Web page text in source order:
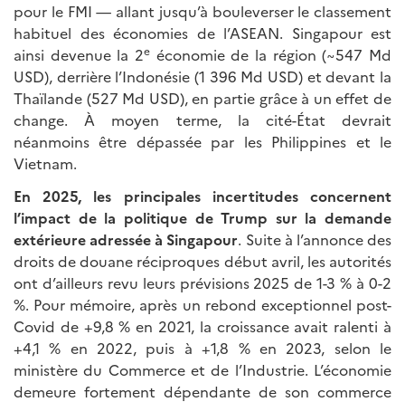
pour le FMI — allant jusqu’à bouleverser le classement
habituel des économies de l’ASEAN. Singapour est
ainsi devenue la 2e économie de la région (~547 Md
USD), derrière l’Indonésie (1 396 Md USD) et devant la
Thaïlande (527 Md USD), en partie grâce à un effet de
change. À moyen terme, la cité-État devrait
néanmoins être dépassée par les Philippines et le
Vietnam.
En 2025, les principales incertitudes concernent
l’impact de la politique de Trump sur la demande
extérieure adressée à Singapour. Suite à l’annonce des
droits de douane réciproques début avril, les autorités
ont d’ailleurs revu leurs prévisions 2025 de 1-3 % à 0-2
%. Pour mémoire, après un rebond exceptionnel post-
Covid de +9,8 % en 2021, la croissance avait ralenti à
+4,1 % en 2022, puis à +1,8 % en 2023, selon le
ministère du Commerce et de l’Industrie. L’économie
demeure fortement dépendante de son commerce